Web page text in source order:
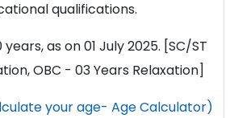
qualifications.
years, as on 01 July 2025. [SC/ST
OBC - 03 Years Relaxation]
your age- Age Calculator)